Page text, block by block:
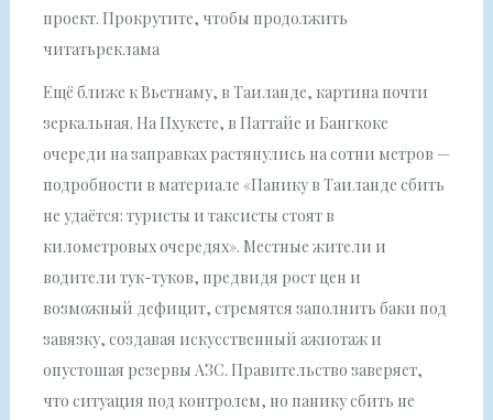
проект. Прокрутите, чтобы продолжить
читатьреклама
Ещё ближе к Вьетнаму, в Таиланде, картина почти
зеркальная. На Пхукете, в Паттайе и Бангкоке
очереди на заправках растянулись на сотни метров —
подробности в материале «Панику в Таиланде сбить
не удаётся: туристы и таксисты стоят в
километровых очередях». Местные жители и
водители тук-туков, предвидя рост цен и
возможный дефицит, стремятся заполнить баки под
завязку, создавая искусственный ажиотаж и
опустошая резервы АЗС. Правительство заверяет,
что ситуация под контролем, но панику сбить не